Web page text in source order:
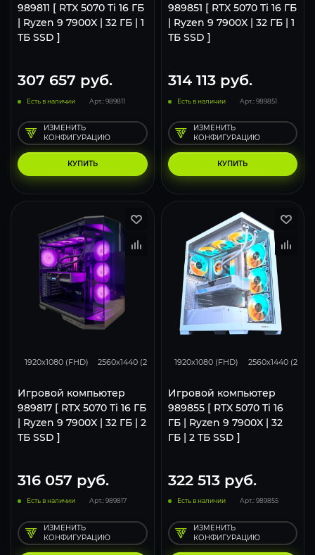
989811 [ RTX 5070 Ti 16 ГБ
| Ryzen 9 7900X | 32 ГБ | 1
ТБ SSD ]
307 657 руб.
Есть в наличии Арт.: 989811
КУПИТЬ
ИЗМЕНИТЬ
КОНФИГУРАЦИЮ
989851 [ RTX 5070 Ti 16 ГБ
| Ryzen 9 7900X | 32 ГБ | 1
ТБ SSD ]
314 113руб.
Есть в наличии Арт.: 989851
КУПИТЬ
ИЗМЕНИТЬ
КОНФИГУРАЦИЮ
1920x1080 (FHD) 2560x1440 (2K) 3840x2160 (4K)
Игровой компьютер
989817 [ RTX 5070 Ti 16 ГБ
| Ryzen 9 7900X | 32 ГБ | 2
ТБ SSD ]
316 057 руб.
Есть в наличии Арт.: 989817
ИЗМЕНИТЬ
КОНФИГУРАЦИЮ
1920x1080 (FHD) 2560x1440 (2K)
Игровой компьютер
989855 [ RTX 5070 Ti 16
ГБ | Ryzen 9 7900X | 32
ГБ | 2 ТБ SSD ]
322 513руб.
Есть в наличии Арт.: 989855
ИЗМЕНИТЬ
КОНФИГУРАЦИЮ